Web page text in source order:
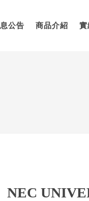
公告 商品介紹 實
NEC